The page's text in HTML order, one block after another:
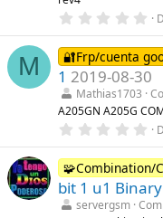
s
)
0
0
0
e
s
t
r
e
l
a
(
s
)
M 🔐Frp/cuenta
1 2019-08-30
Mathias1703
A205GN A205G
0
0
0
e
s
t
🧩Combination/
bit 1 u1 Binary
servergsm